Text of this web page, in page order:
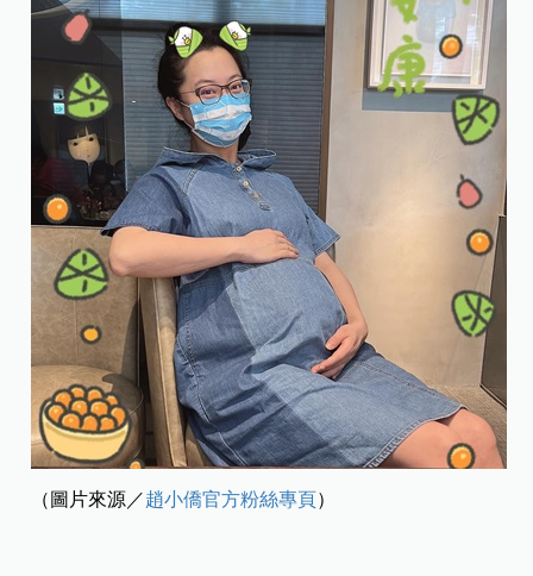
（圖片來源／趙小僑官方粉絲專頁）